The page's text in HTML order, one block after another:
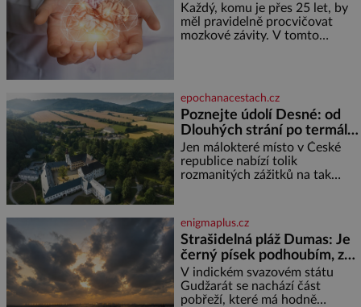
Každý, komu je přes 25 let, by
měl pravidelně procvičovat
mozkové závity. V tomto
jméno kolegy z práce. Nebo
marně v paměti lovíte název
knížky, kterou jste nedávno
přečetli. Je to opravdu tak, s
věkem jako kdyby se paměť
rozhodla stávkovat. Cvičte
epochanacestach.cz
Poznejte údolí Desné: od
Dlouhých strání po termální
prameny
Jen málokteré místo v České
republice nabízí tolik
rozmanitých zážitků na tak
jediného dne můžete
nahlédnout do útrob jedné z
nejvýznamnějších vodních
elektráren v Evropě, vydat se na
horské hřebeny, projet se na
koloběžce a den zakončit
poznáváním památek ve
enigmaplus.cz
Strašidelná pláž Dumas: Je
černý písek podhoubím, ze
kterého roste zlo?
V indickém svazovém státu
Gudžarát se nachází část
pobřeží, které má hodně